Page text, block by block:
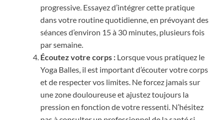
progressive. Essayez d’intégrer cette pratique
dans votre routine quotidienne, en prévoyant des
séances d’environ 15 à 30 minutes, plusieurs fois
par semaine.
Écoutez votre corps : Lorsque vous pratiquez le
Yoga Balles, il est important d’écouter votre corps
et de respecter vos limites. Ne forcez jamais sur
une zone douloureuse et ajustez toujours la
pression en fonction de votre ressenti. N’hésitez